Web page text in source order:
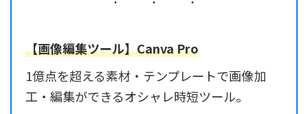
【画像編集ツール】Canva Pro
1億点を超える素材・テンプレートで画像加
工・編集ができるオシャレ時短ツール。